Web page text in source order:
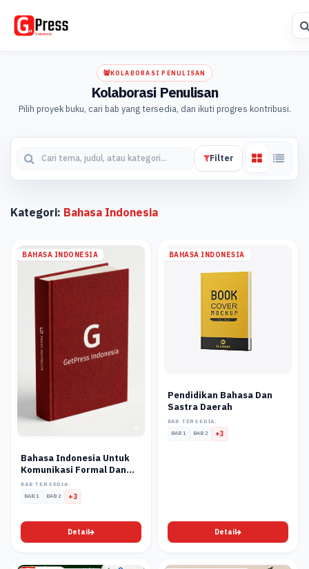
KOLABORASI PENULISAN
Kolaborasi Penulisan
Pilih proyek buku, cari bab yang tersedia, dan ikuti progres kontribusi.
Filter
Kategori: Bahasa Indonesia
BAHASA INDONESIA
Bahasa Indonesia Untuk
Komunikasi Formal Dan
Akademik
BAB TERSEDIA:
BAB 1
BAB 2 +3
Detail
BAHASA INDONESIA
Pendidikan Bahasa Dan
Sastra Daerah
BAB TERSEDIA:
BAB 1
BAB 2 +3
Detail